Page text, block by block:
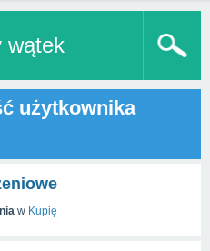
wątek
użytkownika
w Kupię